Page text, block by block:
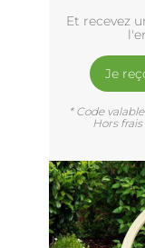
Et recevez
Je
* Code
Hors